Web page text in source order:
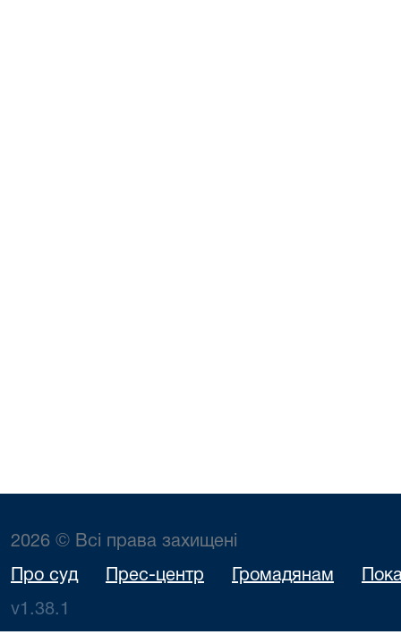
2026 © Всі права захищені
Про суд Прес-центр Громадянам
v1.38.1